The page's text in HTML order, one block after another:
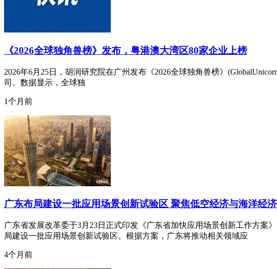
《2026全球独角兽榜》发布，粤港澳大湾区80家企业上榜
2026年6月25日，胡润研究院在广州发布《2026全球独角兽榜》
司。数据显示，全球独
1个月前
广东布局建设一批应用场景创新试验区 聚焦低空经济与海洋经济
广东省发展改革委于3月23日正式印发《广东省加快应用场景创新工作方
局建设一批应用场景创新试验区。根据方案，广东将推动相关领域应
4个月前